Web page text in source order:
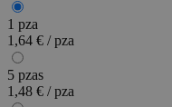
1 pza
1,64 € / pza
5 pzas
1,48 € / pza